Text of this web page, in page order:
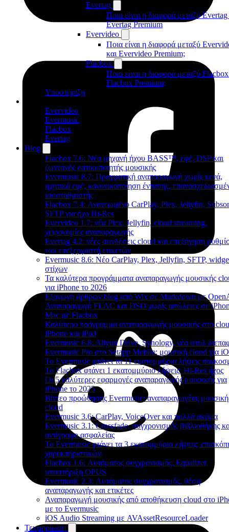
Evertag
Ποια είναι η διαφορά μεταξύ Evertag
Evertag Premium
Evervideo
Ποια είναι η διαφορά μεταξύ
και Evervideo Premium;
Flacbox
Ποια είναι η διαφορά μεταξύ Flacbox
Flacbox Premium;
Υποστήριξη
Evervideo
Evermusic
Flacbox
Evertag
Blog
Flacbox 7.6: Νέα μηχανή ήχου BASS™, εφέ, DSP και
ζωντανός οπτικοποιητής μουσικής
Evermusic 8.7: Πραγματική αναπαραγωγή χωρίς κενά,
ηχητικά εφέ, κανονικοποίηση έντασης,
ισοσταθμιστής
Flacbox 7.4: Ανανεωμένο CarPlay, Plex, Jellyfin,
SFTP για ήχο Hi-Res
Evervideo 1.7: νέα Plex, Jellyfin, cloud streaming,
χειρονομίες αναπαραγωγής
Evertag 4.2: νέες συνδέσεις cloud και επεξήγηση
του επεξεργαστή ετικετών
Evermusic 8.6: Νέο CarPlay, Plex, Jellyfin, SFTP,
στίχων
Τα καλύτερα προγράμματα αναπαραγωγής μουσικής
για iPhone το 2026
Εξαγωγή άρθρων blog από Wix σε Markdown με
Αναπαραγωγή FLAC και DSD χωρίς απώλειες σε
Mac με Flacbox
Καλύτερο πρόγραμμα αναπαραγωγής μουσικής στο
iPhone και iPad
Evermusic 6.8: Aliyun Drive, Synology, νέα στυλ
Evermusic Pro στο Setapp Mobile: μουσική cloud για
Το Evermusic φτάνει τα 11 εκατομμύρια λήψεις
Το Flacbox φτάνει 1 εκατομμύριο λήψεις: Hi-Res ήχος
Οι 5 καλύτερες εφαρμογές αναπαραγωγής μουσικής για
iPhone το 2025
Βίντεο προώθησης Evermusic: αναπαραγωγέας
cloud
Evermusic 3.6: CarPlay, VoiceOver και πολλά ακόμα
Evermusic 3.1: Crossfade, συγχρονισμός βιβλιοθήκης
αντίγραφο ασφαλείας
Το Evermusic φτάνει τα 3 εκατομμύρια λήψεις:
χαρακτηριστικών
Flacbox 1.6: Αυτόματος συγχρονισμός, Equalizer,
υποστήριξη OPUS
Evermusic 2.3: Αυτόματος συγχρονισμός, θέση
αναπαραγωγής και ετικέτες
Αναπαραγωγή μουσικής από αποθήκευση cloud στο
με το Evermusic
iOS Audio Streaming με AVAssetResourceLoader
Τεκμηρίωση